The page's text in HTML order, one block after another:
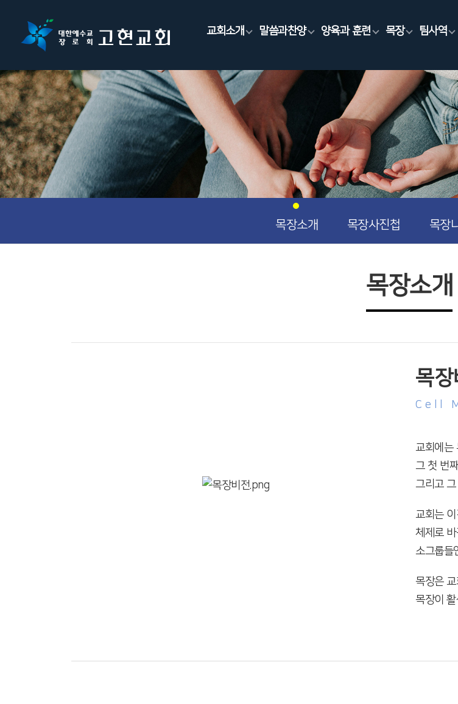
교회소개 말씀과찬양 양육과 훈련 목장 팀사역
목장소개 목장사진첩 목장
목장소개
목장
Cell
교회에는
그 첫 번
그리고
교회는
체제로
소그룹들
목장은
목장이